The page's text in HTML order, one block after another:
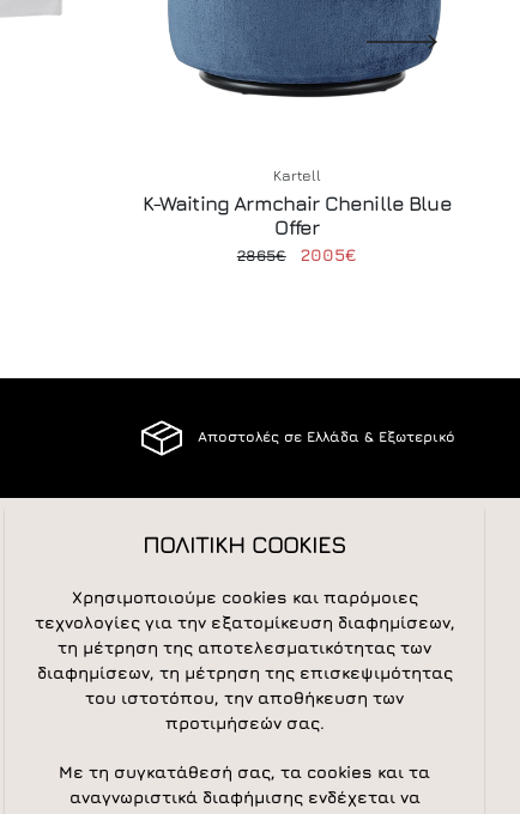
Kartell
K-Waiting Armchair Chenille Blue
Offer
2865€ 2005€
Αποστολές σε Ελλάδα & Εξωτερικό
NEWSLETTER
Newsletter
ΠΟΛΙΤΙΚΗ COOKIES
Χρησιμοποιούμε cookies και παρόμοιες
τεχνολογίες για την εξατομίκευση διαφημίσεων,
τη μέτρηση της αποτελεσματικότητας των
διαφημίσεων, τη μέτρηση της επισκεψιμότητας
του ιστοτόπου, την αποθήκευση των
προτιμήσεών σας.
Με τη συγκατάθεσή σας, τα cookies και τα
αναγνωριστικά διαφήμισης ενδέχεται να